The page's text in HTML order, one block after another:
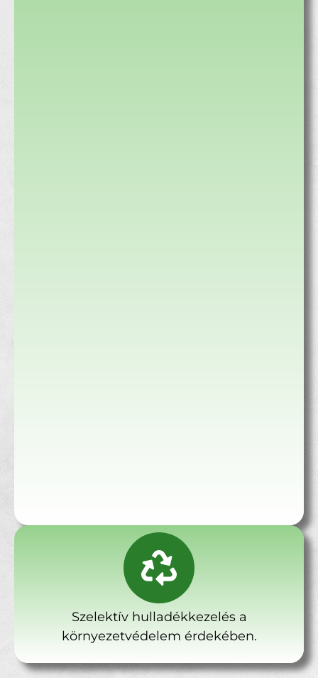
Szelektív hulladékkezelés a
környezetvédelem érdekében.